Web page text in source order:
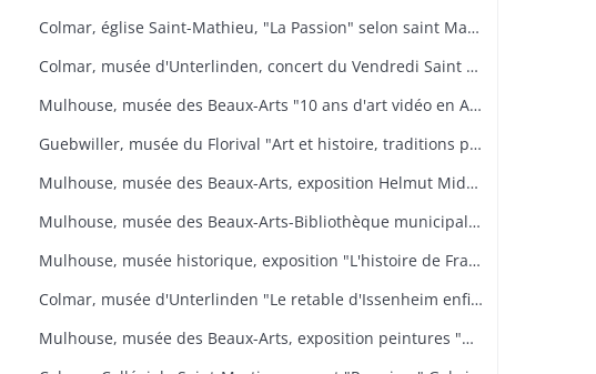
Colmar, église Saint-Mathieu, "La Passion" selon saint Matthieu
Colmar, musée d'Unterlinden, concert du Vendredi Saint "La Passion selon saint Jean
Mulhouse, musée des Beaux-Arts "10 ans d'art vidéo en Allemagne, 1976-1986
Guebwiller, musée du Florival "Art et histoire, traditions populaires céramiques" de Théodore Deck
Mulhouse, musée des Beaux-Arts, exposition Helmut Middendorf
Mulhouse, musée des Beaux-Arts-Bibliothèque municipale "Danses macabres de Dürer à Dali" Collection de l'Université de Düsseldorf "L'homme et la mort
Mulhouse, musée historique, exposition "L'histoire de France illustrée
Colmar, musée d'Unterlinden "Le retable d'Issenheim enfin complet
Mulhouse, musée des Beaux-Arts, exposition peintures "Aime-moi